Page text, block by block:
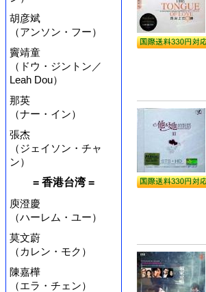
胡彦斌
（アンソン・フー）
竇靖童
（ドウ・ジントン／
Leah Dou）
那英
（ナー・イン）
張杰
（ジェイソン・チャ
ン）
= 香港台湾 =
庾澄慶
（ハーレム・ユー）
莫文蔚
（カレン・モク）
陳嘉樺
（エラ・チェン）